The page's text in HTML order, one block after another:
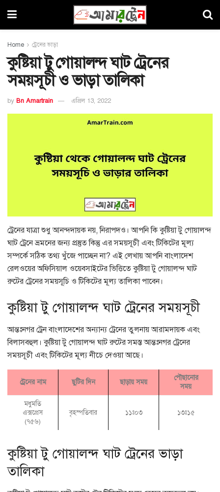
Home ট্রেনের ভাড়া
কুষ্টিয়া টু গোয়ালন্দ ঘাট ট্রেনের
সময়সূচী ও ভাড়া তালিকা
by Bn Amartrain এপ্রিল 13, 2022
ট্রেনের যাত্রা শুধু আনন্দদায়ক নয়, নিরাপদও। আপনি কি কুষ্টিয়া টু গোয়ালন্দ
ঘাট ট্রেনে ভ্রমনের জন্য প্রস্তুত কিন্তু এর সময়সূচী এবং টিকিটের মূল্য
সম্পর্কে সঠিক তথ্য খুঁজে পাচ্ছেন না? এই লেখায় আপনি বাংলাদেশ
রেলওয়ের অফিসিয়াল ওয়েবসাইটের ভিত্তিতে কুষ্টিয়া টু গোয়ালন্দ ঘাট
রুটের ট্রেনের সময়সূচি ও টিকিটের মূল্য তালিকা পাবেন।
কুষ্টিয়া টু গোয়ালন্দ ঘাট ট্রেনের সময়সূচী
আন্তঃনগর ট্রেন বাংলাদেশের অন্যান্য ট্রেনের তুলনায় আরামদায়ক এবং
বিলাসবহুল। কুষ্টিয়া টু গোয়ালন্দ ঘাট রুটের সমস্ত আন্তঃনগর ট্রেনের
সময়সূচী এবং টিকিটের মূল্য নীচে দেওয়া আছে।
ট্রেনের নাম ছুটির দিন ছাড়ায় সময়
পৌছানোর
সময়
মধুমতি
এক্সপ্রেস
(৭৫৬)
বৃহস্পতিবার ১১ঃ০৩ ১৩ঃ১৫
কুষ্টিয়া টু গোয়ালন্দ ঘাট ট্রেনের ভাড়া
তালিকা